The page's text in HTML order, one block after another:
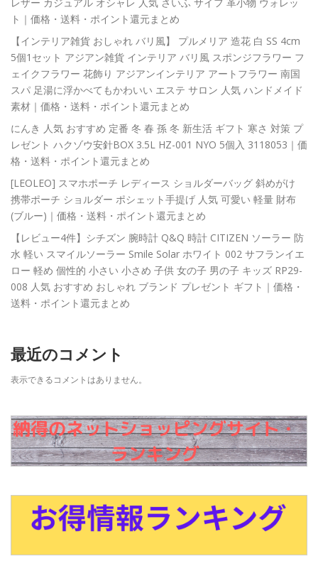
ト｜価格・送料・ポイント還元まとめ
【インテリア雑貨 おしゃれ バリ風】 プルメリア 造花 白 SS 4cm
5個1セット アジアン雑貨 インテリア バリ風 スポンジフラワー フ
ェイクフラワー 花飾り アジアンインテリア アートフラワー 南国
スパ 足湯に浮かべてもかわいい エステ サロン 人気 ハンドメイド
素材｜価格・送料・ポイント還元まとめ
にんき 人気 おすすめ 定番 冬 春 孫 冬 新生活 ギフト 寒さ 対策 プ
レゼント ハクゾウ安針BOX 3.5L HZ-001 NYO 5個入 3118053｜価
格・送料・ポイント還元まとめ
[LEOLEO] スマホポーチ レディース ショルダーバッグ 斜めがけ
携帯ポーチ ショルダー ポシェット手提げ 人気 可愛い 軽量 財布
(ブルー)｜価格・送料・ポイント還元まとめ
【レビュー4件】シチズン 腕時計 Q&Q 時計 CITIZEN ソーラー 防
水 軽い スマイルソーラー Smile Solar ホワイト 002 サフランイエ
ロー 軽め 個性的 小さい 小さめ 子供 女の子 男の子 キッズ RP29-
008 人気 おすすめ おしゃれ ブランド プレゼント ギフト｜価格・
送料・ポイント還元まとめ
最近のコメント
表示できるコメントはありません。